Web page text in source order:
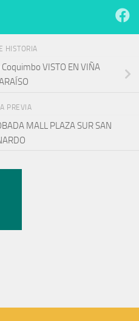
HISTORIA
VISTO EN VIÑA
PREVIA
MALL PLAZA SUR SAN